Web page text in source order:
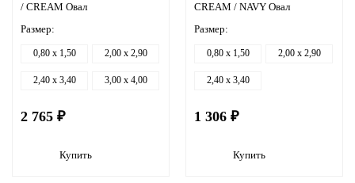
/ CREAM Овал
Размер:
0,80 x 1,50 2,00 x 2,90
2,40 x 3,40 3,00 x 4,00
2 765 ₽
Купить
CREAM / NAVY Овал
Размер:
0,80 x 1,50 2,00 x 2,90
2,40 x 3,40
1 306 ₽
Купить